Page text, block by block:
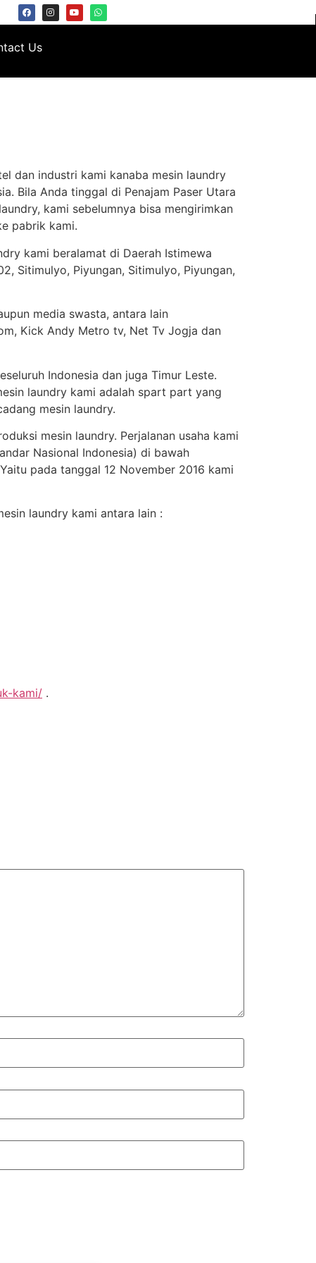
Us
dan industri kami kanaba mesin laundry
Bila Anda tinggal di Penajam Paser Utara
kami sebelumnya bisa mengirimkan
pabrik kami.
kami beralamat di Daerah Istimewa
Sitimulyo, Piyungan, Sitimulyo, Piyungan,
media swasta, antara lain
Kick Andy Metro tv, Net Tv Jogja dan
Indonesia dan juga Timur Leste.
laundry kami adalah spart part yang
mesin laundry.
mesin laundry. Perjalanan usaha kami
Nasional Indonesia) di bawah
pada tanggal 12 November 2016 kami
laundry kami antara lain :
kami/ .